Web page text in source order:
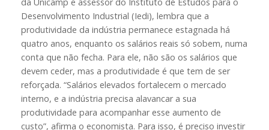
Desenvolvimento Industrial (Iedi), lembra que a
produtividade da indústria permanece estagnada há
quatro anos, enquanto os salários reais só sobem, numa
conta que não fecha. Para ele, não são os salários que
devem ceder, mas a produtividade é que tem de ser
reforçada. “Salários elevados fortalecem o mercado
interno, e a indústria precisa alavancar a sua
produtividade para acompanhar esse aumento de
custo”, afirma o economista. Para isso, é preciso investir